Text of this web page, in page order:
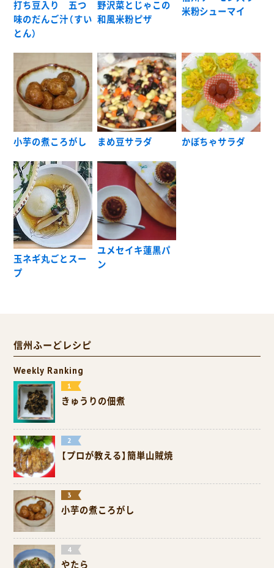
打ち豆入り 五つ
味のだんご汁（すい
とん）
野沢菜とじゃこの
和風米粉ピザ
米粉シューマイ
小芋の煮ころがし まめ豆サラダ かぼちゃサラダ
玉ネギ丸ごとスー
プ
ユメセイキ蓮黒パ
ン
信州ふーどレシピ
Weekly Ranking
きゅうりの佃煮
【プロが教える】簡単山賊焼
小芋の煮ころがし
やたら